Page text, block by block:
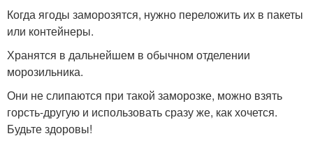
Когда ягоды заморозятся, нужно переложить их в пакеты
или контейнеры.
Хранятся в дальнейшем в обычном отделении
морозильника.
Они не слипаются при такой заморозке, можно взять
горсть-другую и использовать сразу же, как хочется.
Будьте здоровы!